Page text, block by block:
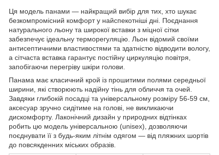
Ця модель панами — найкращий вибір для тих, хто шукає
безкомпромісний комфорт у найспекотніші дні. Поєднання
натурального льону та широкої вставки з міцної сітки
забезпечує ідеальну терморегуляцію. Льон відомий своїми
антисептичними властивостями та здатністю відводити вологу,
а сітчаста вставка гарантує постійну циркуляцію повітря,
запобігаючи перегріву шкіри голови.
Панама має класичний крой із прошитими полями середньої
ширини, які створюють надійну тінь для обличчя та очей.
Завдяки глибокій посадці та універсальному розміру 56-59 см,
аксесуар зручно сидітиме на голові, не викликаючи
дискомфорту. Лаконічний дизайн у природних відтінках
робить цю модель універсальною (unisex), дозволяючи
поєднувати її з будь-яким літнім одягом — від пляжних шортів
до повсякденних міських образів.